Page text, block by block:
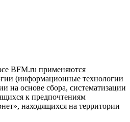
BFM.ru применяются
(информационные технологии
на основе сбора, систематизации
к предпочтениям
находящихся на территории